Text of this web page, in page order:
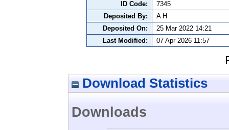
ID Code:
7345
Deposited By:
A H
Deposited On:
25 Mar 2022 14:21
Last Modified:
07 Apr 2026 11:57
Download Statistics
Downloads